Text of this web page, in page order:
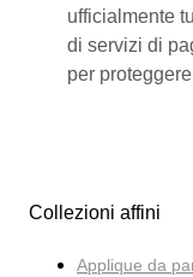
ufficialmente
di servizi di
per
Collezioni affini
Applique da